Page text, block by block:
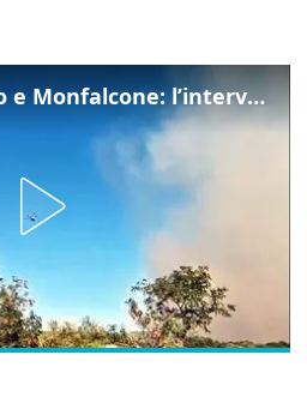
Incendio tra Duino e Monfalcone: l’intervento dei vigili del fuoco